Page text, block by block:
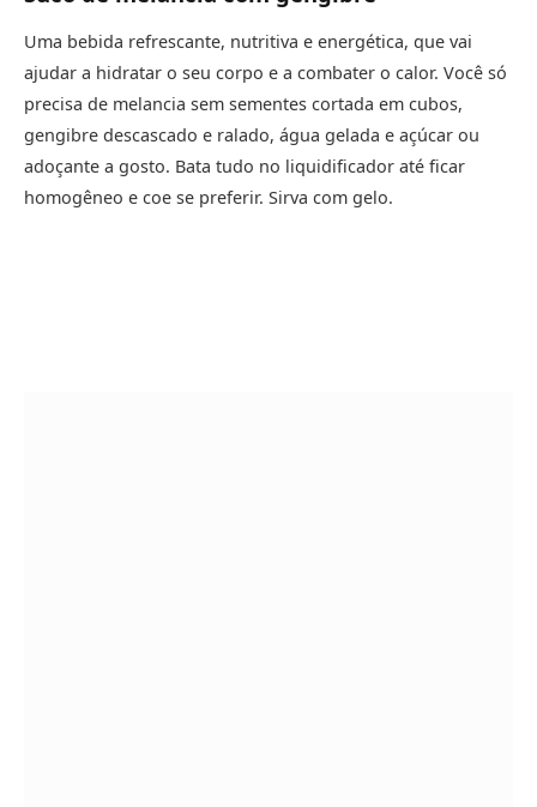
Uma bebida refrescante, nutritiva e energética, que vai
ajudar a hidratar o seu corpo e a combater o calor. Você só
precisa de melancia sem sementes cortada em cubos,
gengibre descascado e ralado, água gelada e açúcar ou
adoçante a gosto. Bata tudo no liquidificador até ficar
homogêneo e coe se preferir. Sirva com gelo.